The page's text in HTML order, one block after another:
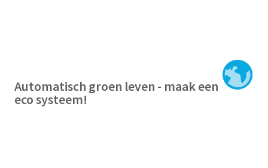
Automatisch groen leven - maak een
eco systeem!